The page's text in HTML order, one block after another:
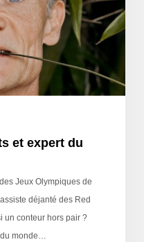
et expert du
Jeux Olympiques de
déjanté des Red
un conteur hors pair ?
du monde…